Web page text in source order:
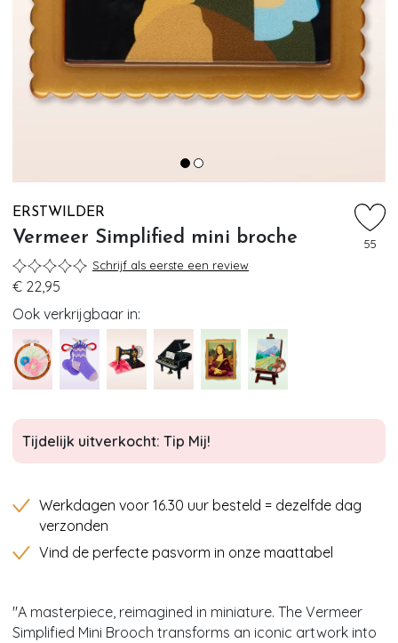
ERSTWILDER
Vermeer Simplified mini broche
55
Schrijf als eerste een review
€ 22,95
Ook verkrijgbaar in:
Tijdelijk uitverkocht: Tip Mij!
Werkdagen voor 16.30 uur besteld = dezelfde dag
verzonden
Vind de perfecte pasvorm in onze maattabel
''A masterpiece, reimagined in miniature. The Vermeer
Simplified Mini Brooch transforms an iconic artwork into